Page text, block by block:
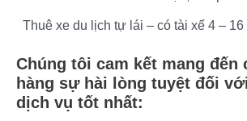
Thuê xe du lịch tự lái – có tài xế 4 – 16
Chúng tôi cam kết mang đến
hàng sự hài lòng tuyệt đối
dịch vụ tốt nhất: